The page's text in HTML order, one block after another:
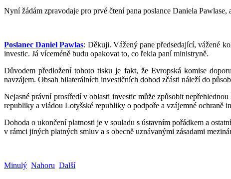
Nyní žádám zpravodaje pro prvé čtení pana poslance Daniela
Poslanec Daniel Pawlas: Děkuji. Vážený pane předsedající, vážené
investic. Já víceméně budu opakovat to, co řekla paní ministryně.
Důvodem předložení tohoto tisku je fakt, že Evropská komise
navzájem. Obsah bilaterálních investičních dohod zčásti náleží do
Nejasné právní prostředí v oblasti investic může způsobit
republiky a vládou Lotyšské republiky o podpoře a vzájemné ochraně
Dohoda o ukončení platnosti je v souladu s ústavním pořádkem a
v rámci jiných platných smluv a s obecně uznávanými zásadami
Minulý Nahoru Další